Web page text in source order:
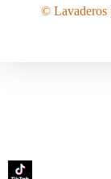
© Lavaderos